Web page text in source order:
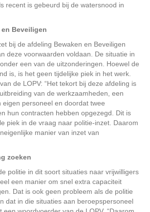
recent is gebeurd bij de watersnood in
Beveiligen
bij de afdeling Bewaken en Beveiligen
deze voorwaarden voldaan. De situatie in
een van de uitzonderingen. Hoewel de
is, is het geen tijdelijke piek in het werk.
de LOPV: “Het tekort bij deze afdeling is
van de werkzaamheden, een
eigen personeel en doordat twee
hun contracten hebben opgezegd. Dit is
piek in de vraag naar politie-inzet. Daarom
manier van inzet van
zoeken
politie in dit soort situaties naar vrijwilligers
een manier om snel extra capaciteit
Dat is ook geen probleem als de politie
dat in die situaties aan beroepspersoneel